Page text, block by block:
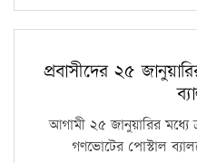
প্রবাসীদের ২৫
আগামী ২৫ জানুয়ারির মধ্যে
গণভোটের পোস্টাল